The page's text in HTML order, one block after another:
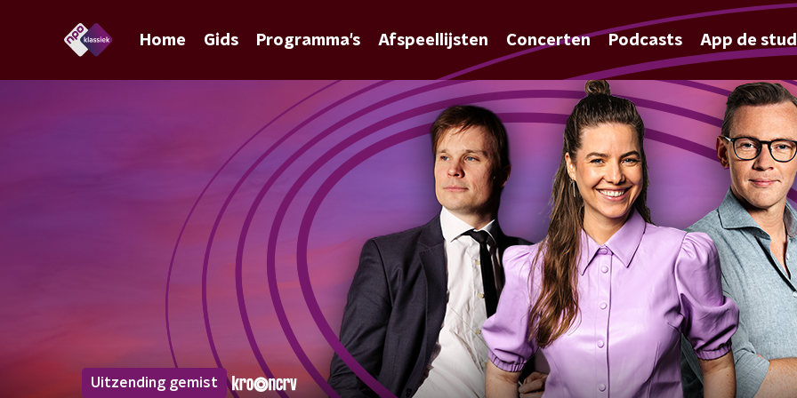
Home Gids Programma's Afspeellijsten Concerten Podcasts App de
Uitzending gemist